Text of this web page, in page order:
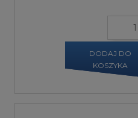
DODAJ DO
KOSZYKA